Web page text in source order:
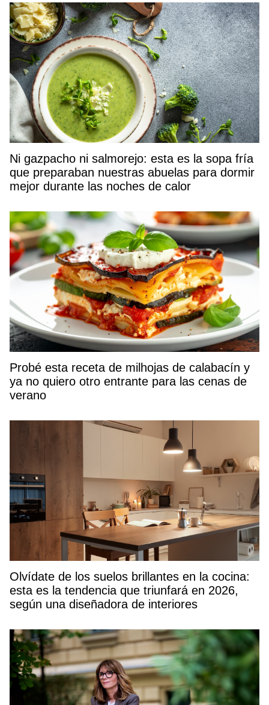
Ni gazpacho ni salmorejo: esta es la sopa fría
que preparaban nuestras abuelas para dormir
mejor durante las noches de calor
Probé esta receta de milhojas de calabacín y
ya no quiero otro entrante para las cenas de
verano
Olvídate de los suelos brillantes en la cocina:
esta es la tendencia que triunfará en 2026,
según una diseñadora de interiores